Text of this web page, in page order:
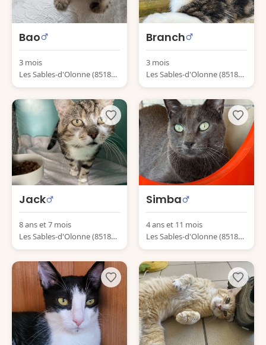
Bao
3 mois
Les Sables-d'Olonne (85180)
France
Branch
3 mois
Les Sables-d'Olonne (85180)
France
Jack
8 ans et 7 mois
Les Sables-d'Olonne (85180)
France
Simba
4 ans et 11 mois
Les Sables-d'Olonne (85180)
France